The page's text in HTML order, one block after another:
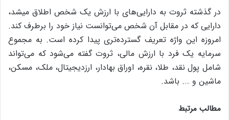
در گذشته ثروت به دارایی‌های با ارزش یک شخص اطلاق میشد،
‌دارایی که در مقابل آن شخص می‌توانست نیاز خود را برطرف کند.
امروزه این واژه تعریف گسترده‌تری پیدا کرده است. به مجموع
سرمایه یک فرد با ارزش مالی، ثروت گفته ‌می‌شود که می‌تواند
شامل پول نقد، طلا،‌ نقره،‌ اوراق بهادار،‌ ارزدیجیتال،‌ ملک،‌ مسکن،‌
ماشین و …. باشد.
مطالب مرتبط